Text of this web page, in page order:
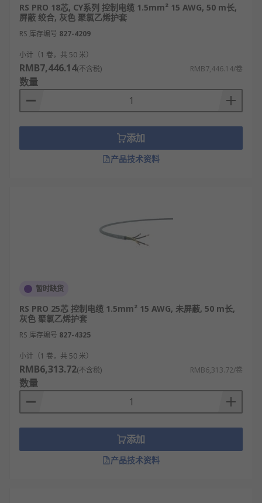
RS PRO 18芯, CY系列 控制电缆 1.5mm² 15 AWG, 50 m长,
屏蔽 绞合, 灰色 聚氯乙烯护套
RS 库存编号 827-4209
小计（1 卷，共 50 米）
RMB7,446.14(不含税) RMB7,446.14/卷
数量
添加
产品技术资料
暂时缺货
RS PRO 25芯 控制电缆 1.5mm² 15 AWG, 未屏蔽, 50 m长,
灰色 聚氯乙烯护套
RS 库存编号 827-4325
小计（1 卷，共 50 米）
RMB6,313.72(不含税) RMB6,313.72/卷
数量
添加
产品技术资料